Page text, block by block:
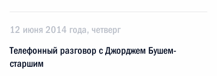
12 июня 2014 года, четверг
Телефонный разговор с Джорджем Бушем-
старшим